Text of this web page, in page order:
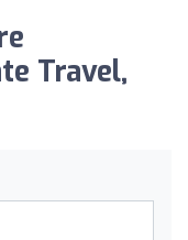
Travel,